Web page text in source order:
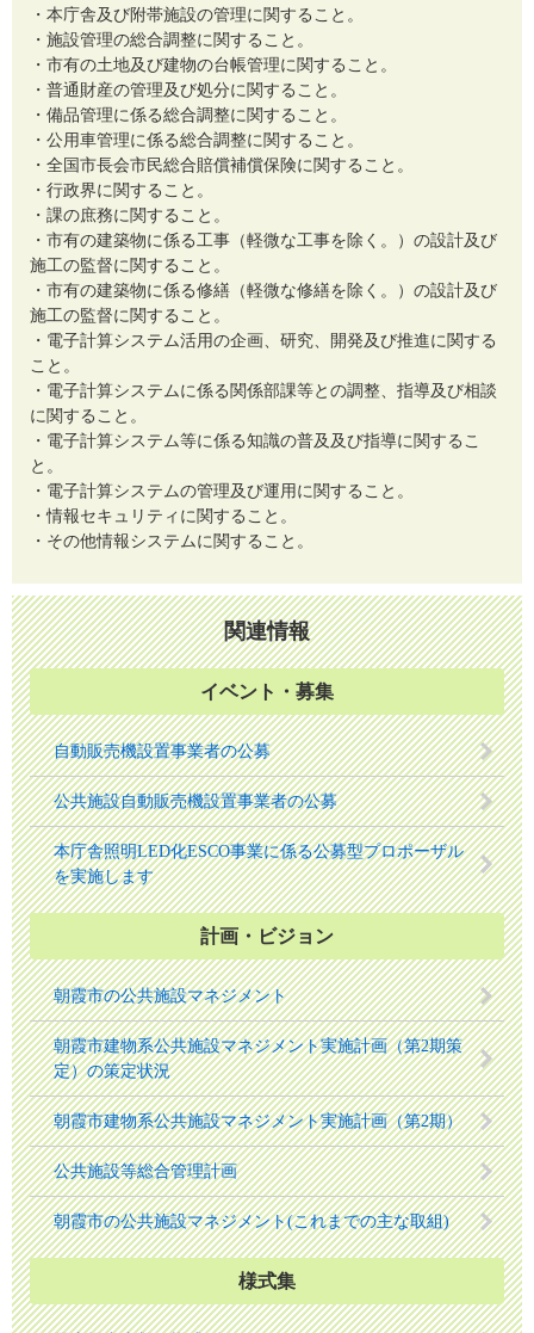
・本庁舎及び附帯施設の管理に関すること。
・施設管理の総合調整に関すること。
・市有の土地及び建物の台帳管理に関すること。
・普通財産の管理及び処分に関すること。
・備品管理に係る総合調整に関すること。
・公用車管理に係る総合調整に関すること。
・全国市長会市民総合賠償補償保険に関すること。
・行政界に関すること。
・課の庶務に関すること。
・市有の建築物に係る工事（軽微な工事を除く。）の設計及び
施工の監督に関すること。
・市有の建築物に係る修繕（軽微な修繕を除く。）の設計及び
施工の監督に関すること。
・電子計算システム活用の企画、研究、開発及び推進に関する
こと。
・電子計算システムに係る関係部課等との調整、指導及び相談
に関すること。
・電子計算システム等に係る知識の普及及び指導に関するこ
と。
・電子計算システムの管理及び運用に関すること。
・情報セキュリティに関すること。
・その他情報システムに関すること。
関連情報
イベント・募集
自動販売機設置事業者の公募
公共施設自動販売機設置事業者の公募
本庁舎照明LED化ESCO事業に係る公募型プロポーザル
を実施します
計画・ビジョン
朝霞市の公共施設マネジメント
朝霞市建物系公共施設マネジメント実施計画（第2期策
定）の策定状況
朝霞市建物系公共施設マネジメント実施計画（第2期）
公共施設等総合管理計画
朝霞市の公共施設マネジメント(これまでの主な取組)
様式集